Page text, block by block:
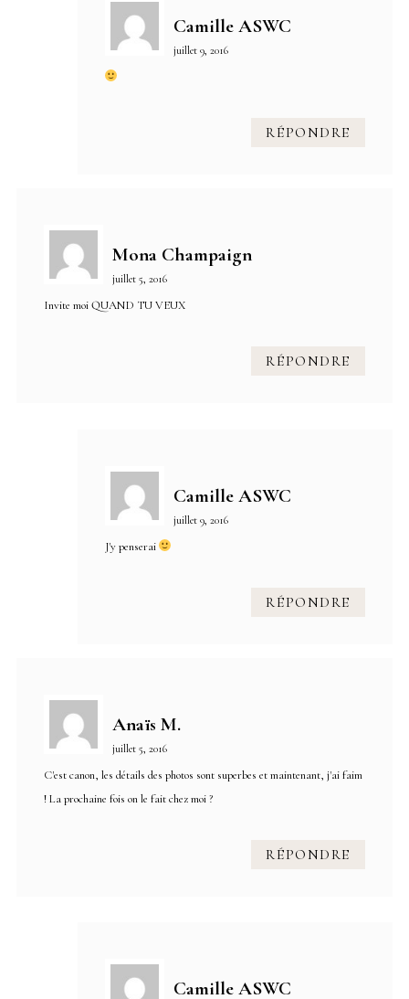
Camille ASWC
juillet 9, 2016
RÉPONDRE
Mona Champaign
juillet 5, 2016
Invite moi QUAND TU VEUX
RÉPONDRE
Camille ASWC
juillet 9, 2016
J'y penserai
RÉPONDRE
Anaïs M.
juillet 5, 2016
C'est canon, les détails des photos sont superbes et maintenant, j'ai faim
! La prochaine fois on le fait chez moi ?
RÉPONDRE
Camille ASWC